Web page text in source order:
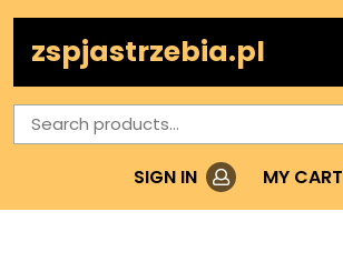
contentzspjastrzebia.pl
Search
for:
SIGN IN LoginMY CART